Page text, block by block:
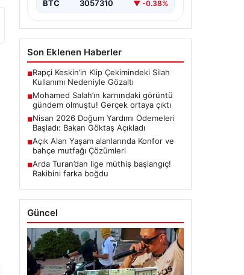
BTC 3057310 ▼ -0.38%
Son Eklenen Haberler
■Rapçi Keskin’in Klip Çekimindeki Silah
Kullanımı Nedeniyle Gözaltı
■Mohamed Salah’ın karnındaki görüntü
gündem olmuştu! Gerçek ortaya çıktı
■Nisan 2026 Doğum Yardımı Ödemeleri
Başladı: Bakan Göktaş Açıkladı
■Açık Alan Yaşam alanlarında Konfor ve
bahçe mutfağı Çözümleri
■Arda Turan’dan lige müthiş başlangıç!
Rakibini farka boğdu
Güncel